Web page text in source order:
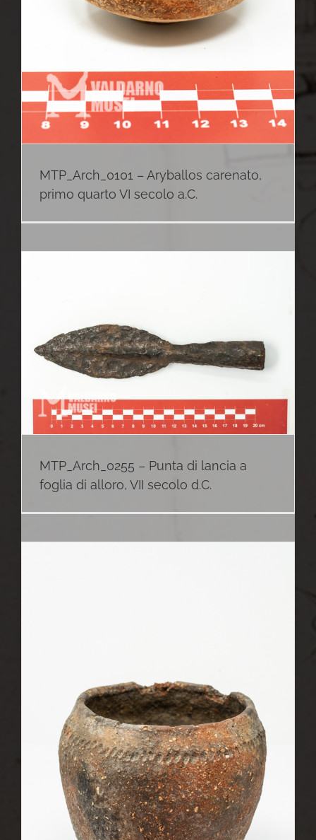
MTP_Arch_0101 – Aryballos carenato,
primo quarto VI secolo a.C.
MTP_Arch_0255 – Punta di lancia a
foglia di alloro, VII secolo d.C.